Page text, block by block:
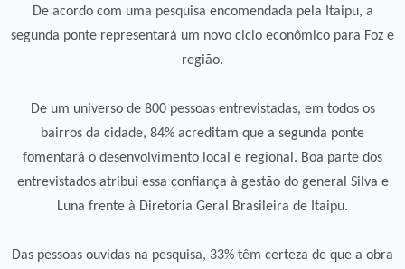
De acordo com uma pesquisa encomendada pela Itaipu, a
segunda ponte representará um novo ciclo econômico para Foz e
região.
De um universo de 800 pessoas entrevistadas, em todos os
bairros da cidade, 84% acreditam que a segunda ponte
fomentará o desenvolvimento local e regional. Boa parte dos
entrevistados atribui essa confiança à gestão do general Silva e
Luna frente à Diretoria Geral Brasileira de Itaipu.
Das pessoas ouvidas na pesquisa, 33% têm certeza de que a obra